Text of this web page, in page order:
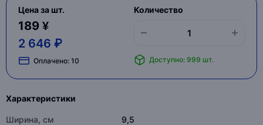
Цена за шт.
189 ¥
2 646 ₽
Оплачено: 10
Количество
Доступно: 999 шт.
Характеристики
Ширина, см
9,5